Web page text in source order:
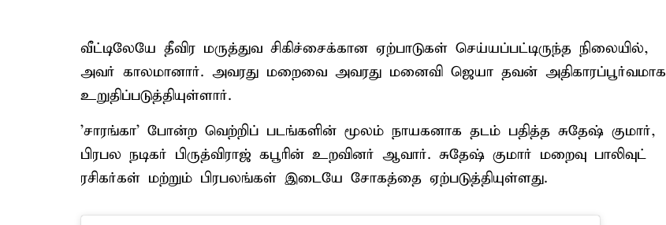
வீட்டிலேயே தீவிர மருத்துவ சிகிச்சைக்கான ஏற்பாடுகள் செய்யப்பட்டிருந்த நிலையில்,
அவர் காலமானார். அவரது மறைவை அவரது மனைவி ஜெயா தவன் அதிகாரப்பூர்வமாக
உறுதிப்படுத்தியுள்ளார்.
'சாரங்கா' போன்ற வெற்றிப் படங்களின் மூலம் நாயகனாக தடம் பதித்த சுதேஷ் குமார்,
பிரபல நடிகர் பிருத்விராஜ் கபூரின் உறவினர் ஆவார். சுதேஷ் குமார் மறைவு பாலிவுட்
ரசிகர்கள் மற்றும் பிரபலங்கள் இடையே சோகத்தை ஏற்படுத்தியுள்ளது.